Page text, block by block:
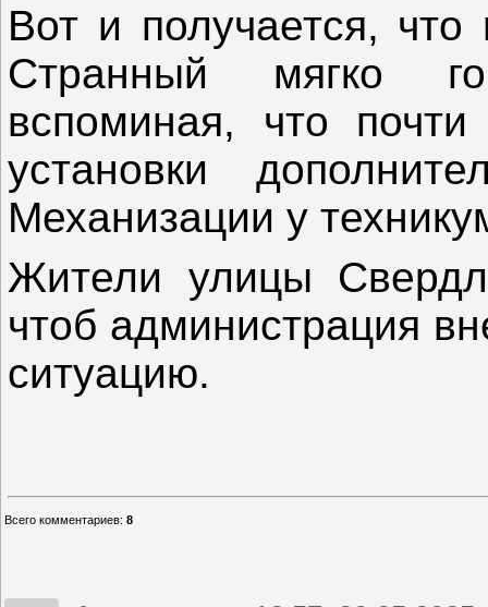
Вот и получается, что
Странный мягко
вспоминая, что
установки
Механизации у
Жители улицы
чтоб администрация
ситуацию.
Всего комментариев: 8